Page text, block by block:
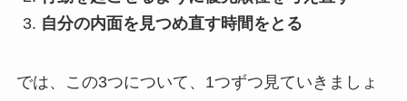
自分の内面を見つめ直す時間をとる
では、この3つについて、1つずつ見ていきましょ